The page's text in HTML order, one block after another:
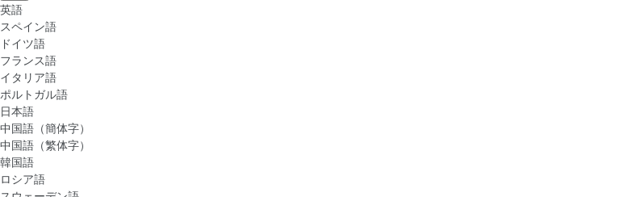
英語
スペイン語
ドイツ語
フランス語
イタリア語
ポルトガル語
日本語
中国語（簡体字）
中国語（繁体字）
韓国語
ロシア語